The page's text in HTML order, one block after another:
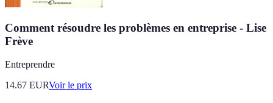
Comment résoudre les problèmes en entreprise - Lise
Frève
Entreprendre
14.67 EURVoir le prix